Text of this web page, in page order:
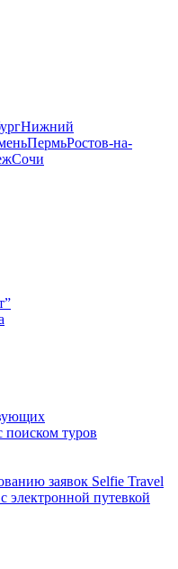
Нижний
ПермьРостов-на-
Сочи
поиском туров
заявок Selfie Travel
электронной путевкой